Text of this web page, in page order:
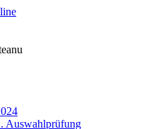
Auswahlprüfung